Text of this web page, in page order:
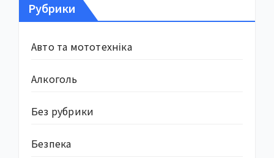
Рубрики
Авто та мототехніка
Алкоголь
Без рубрики
Безпека